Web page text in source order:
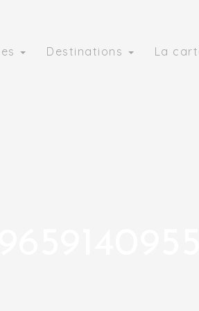
Destinations La